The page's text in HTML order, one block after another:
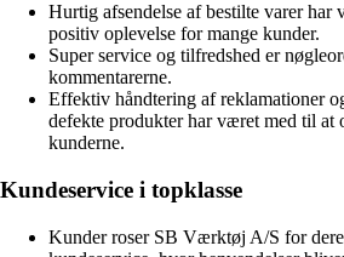
Hurtig afsendelse af bestilte varer har
positiv oplevelse for mange kunder.
Super service og tilfredshed er
kommentarerne.
Effektiv håndtering af reklamationer
defekte produkter har været med til at
kunderne.
Kundeservice i topklasse
Kunder roser SB Værktøj A/S for